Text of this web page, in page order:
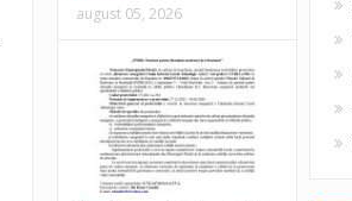
august 05, 2026